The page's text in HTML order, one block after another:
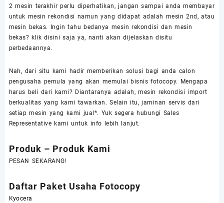
2 mesin terakhir perlu diperhatikan, jangan sampai anda membayar
untuk mesin rekondisi namun yang didapat adalah mesin 2nd, atau
mesin bekas. Ingin tahu bedanya mesin rekondisi dan mesin
bekas? klikdisini saja ya, nanti akan dijelaskan disitu
perbedaannya.
Nah, dari situ kami hadir memberikan solusi bagi anda calon
pengusaha pemula yang akan memulai bisnis fotocopy. Mengapa
harus beli dari kami? Diantaranya adalah, mesin rekondisi import
berkualitas yang kami tawarkan. Selain itu, jaminan servis dari
setiap mesin yang kami jual*. Yuk segera hubungi Sales
Representative kami untuk info lebih lanjut.
Produk – Produk Kami
PESAN SEKARANG!
Daftar Paket Usaha Fotocopy
Kyocera